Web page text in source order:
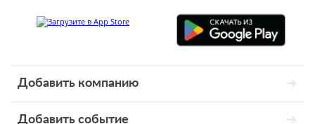
Добавить компанию
Добавить событие